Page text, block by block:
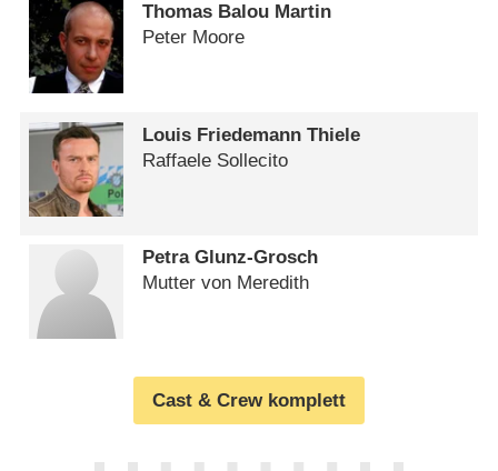
Thomas Balou Martin
Peter Moore
Louis Friedemann Thiele
Raffaele Sollecito
Petra Glunz-Grosch
Mutter von Meredith
Cast & Crew komplett